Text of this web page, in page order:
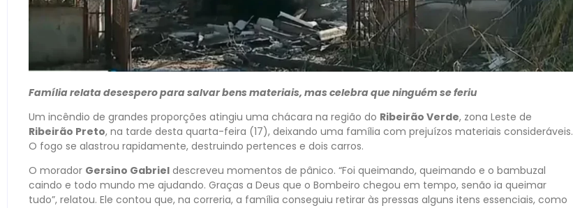
Família relata desespero para salvar bens materiais, mas celebra que ninguém se feriu
Um incêndio de grandes proporções atingiu uma chácara na região do Ribeirão Verde, zona Leste de
Ribeirão Preto, na tarde desta quarta-feira (17), deixando uma família com prejuízos materiais consideráveis.
O fogo se alastrou rapidamente, destruindo pertences e dois carros.
O morador Gersino Gabriel descreveu momentos de pânico. “Foi queimando, queimando e o bambuzal
caindo e todo mundo me ajudando. Graças a Deus que o Bombeiro chegou em tempo, senão ia queimar
tudo”, relatou. Ele contou que, na correria, a família conseguiu retirar às pressas alguns itens essenciais, como